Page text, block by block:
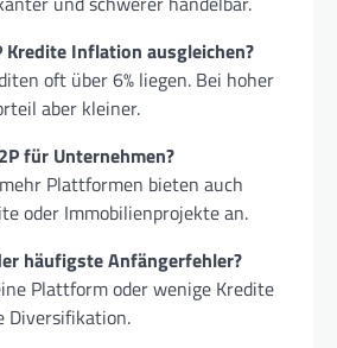
Kredite Inflation ausgleichen?
oft über 6% liegen. Bei hoher
aber kleiner.
für Unternehmen?
Plattformen bieten auch
oder Immobilienprojekte an.
häufigste Anfängerfehler?
Plattform oder wenige Kredite
Diversifikation.